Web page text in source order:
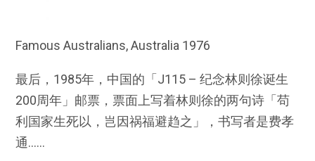
Famous Australians, Australia 1976
最后，1985年，中国的「J115 – 纪念林则徐诞生
200周年」邮票，票面上写着林则徐的两句诗「苟
利国家生死以，岂因祸福避趋之」，书写者是费孝
通……